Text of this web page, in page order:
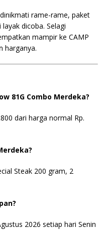
rame-rame, paket
dicoba. Selagi
mampir ke CAMP
harganya.
81G Combo Merdeka?
dari harga normal Rp.
Steak 200 gram, 2
2026 setiap hari Senin